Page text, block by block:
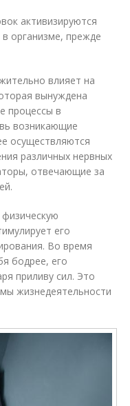
активизируются
организме, прежде
влияет на
вынуждена
процессы в
возникающие
осуществляются
различных нервных
отвечающие за
его
Во время
бодрее, его
приливу сил. Это
жизнедеятельности